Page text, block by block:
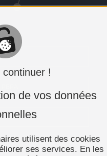
PBPA
!
de vos données
utilisent des cookies
ses services. En les